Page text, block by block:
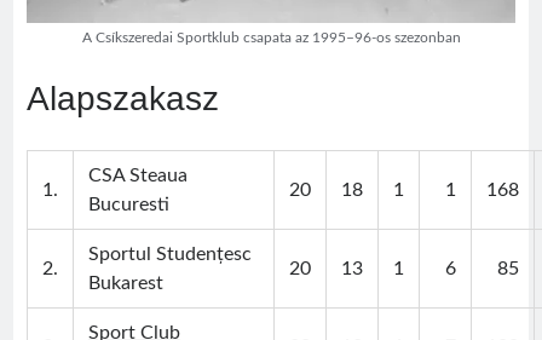
Friss bejegyzések
Sofian Iosif
A Csíkszeredai Sportklub csapata az 1995–96-os szezonban
Alapszakasz
1.
CSA Steaua
Bucuresti
20 18 1 1 168
2.
Sportul Studențesc
Bukarest
20 13 1 6 85
Sport Club